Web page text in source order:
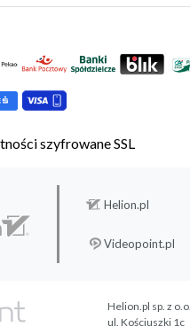
szyfrowane SSL
Helion.pl
Videopoint.pl
Helion.pl sp. z o.o.
ul. Kościuszki 1c